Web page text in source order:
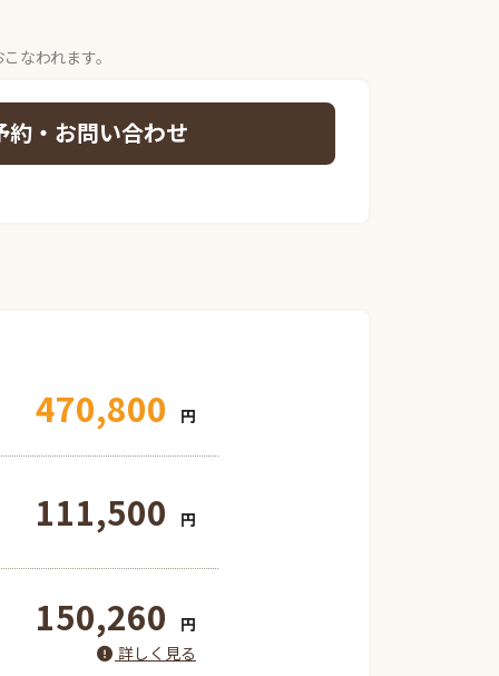
なわれます。
・お問い合わせ
470,800 円
111,500 円
150,260
円
詳しく見る